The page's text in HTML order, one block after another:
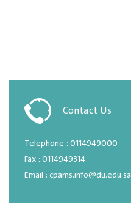
Contact Us
Telephone : 0114949000
Fax : 0114949314
Email : cpams.info@du.edu.sa